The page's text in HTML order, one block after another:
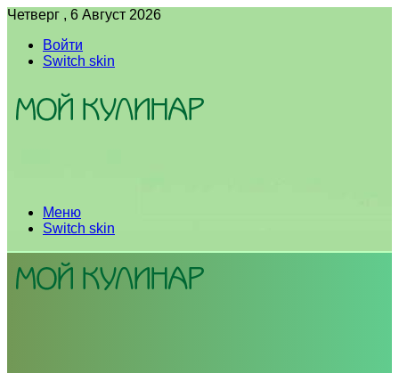
Четверг , 6 Август 2026
Войти
Switch skin
Меню
Switch skin